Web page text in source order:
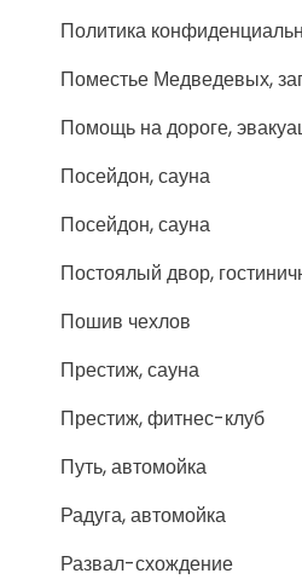
Политика
Поместье Медведевых,
Помощь на дороге,
Посейдон, сауна
Посейдон, сауна
Постоялый двор,
Пошив чехлов
Престиж, сауна
Престиж, фитнес-клуб
Путь, автомойка
Радуга, автомойка
Развал-схождение